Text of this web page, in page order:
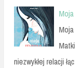
niezwykłej relacji